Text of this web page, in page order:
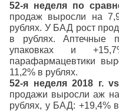
52-я неделя по
продаж выросли на
рублях. У БАД рост
в рублях. Аптечные
упаковках и
парафармацевтики
11,2% в рублях.
52-я неделя 2018 г.
продажи выросли аж
рублях, у БАД: +19,4%